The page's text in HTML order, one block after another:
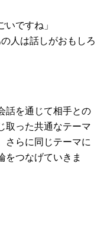
いですね」
人は話しがおもしろ
話を通じて相手との
取った共通なテーマ
さらに同じテーマに
をつなげていきま